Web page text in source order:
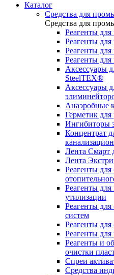
Каталог
Средства для
Средства для
Реагенты
Реагенты
Реагенты
Реагенты
Аксессуары
SteelTEX®
Аксессуары
Анаэробные
Герметик для
Ингибиторы
Концентрат
Лента Смарт
Лента
Реагенты для
Реагенты
утилизации
Реагенты
систем
Реагенты
Реагенты для
Реагенты и
очистки
Спреи
Средства